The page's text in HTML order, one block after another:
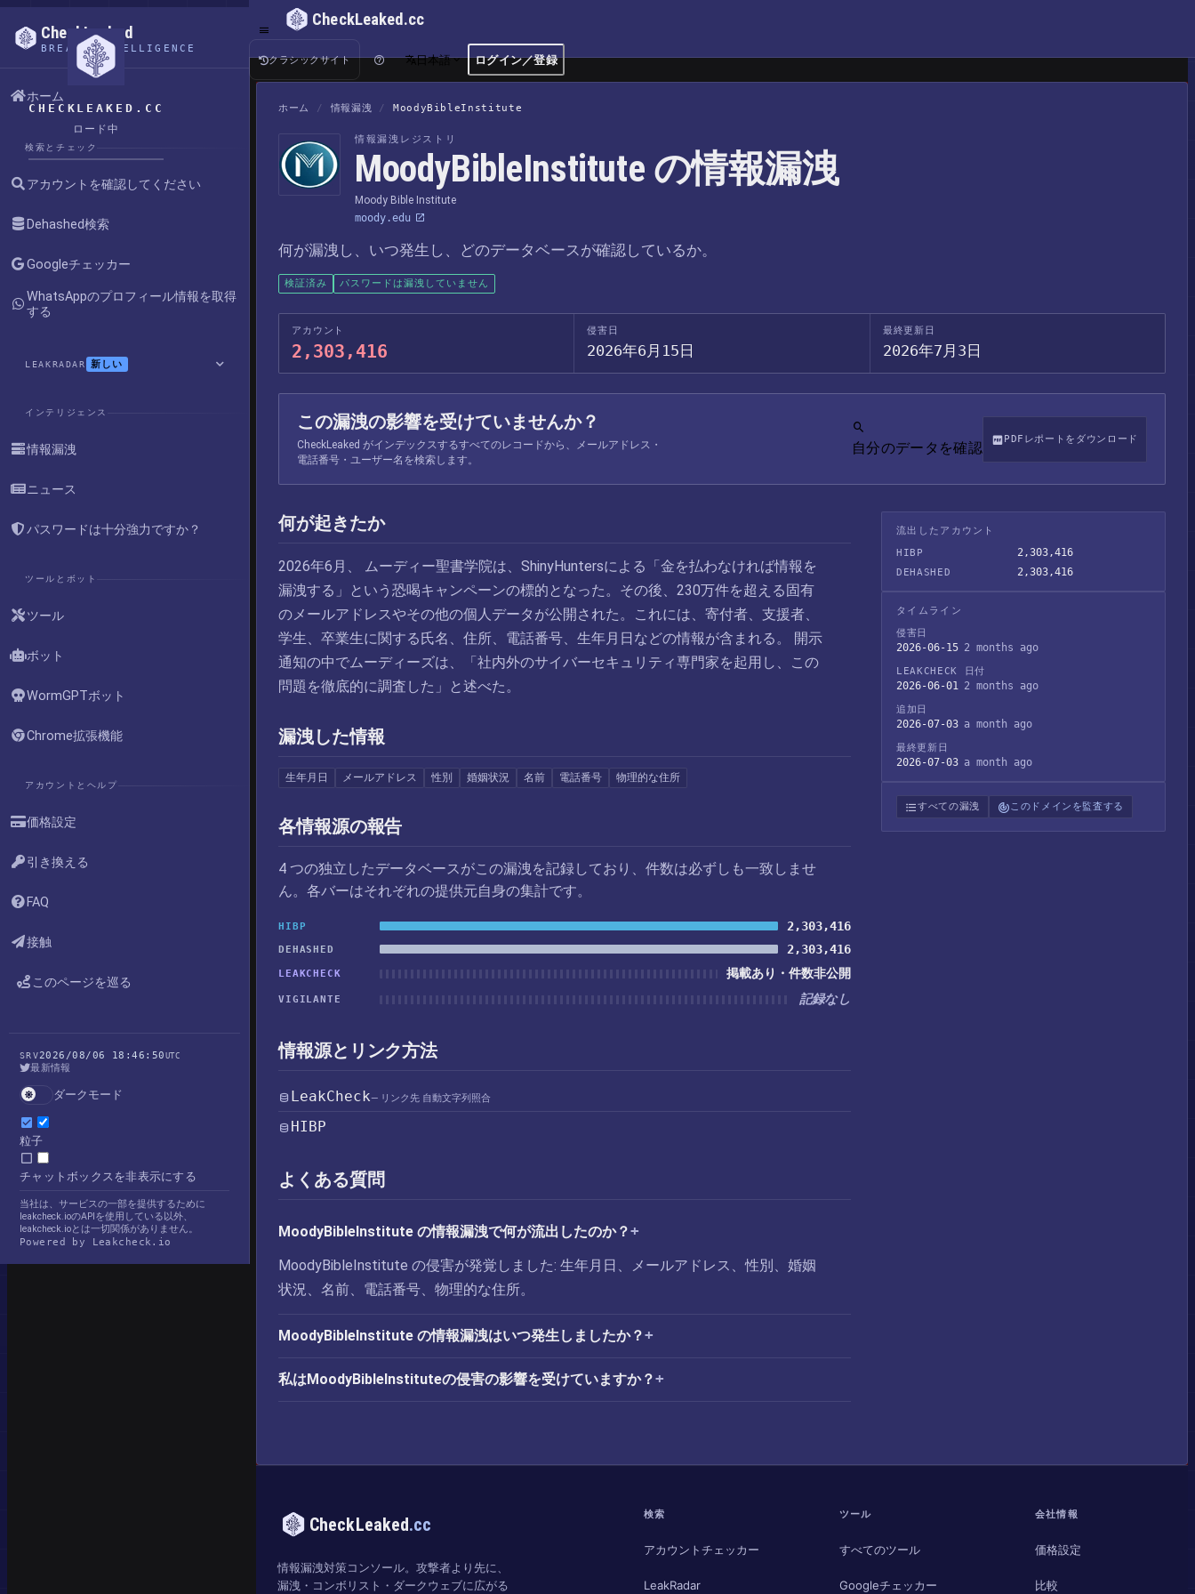
CHECKLEAKED.CC
ロード中
CheckLeaked
BREACH INTELLIGENCE
ホーム
検索とチェック
アカウントを確認してください
Dehashed検索
Googleチェッカー
WhatsAppのプロフィール情報を取得
する
LEAKRADAR 新しい
インテリジェンス
情報漏洩
ニュース
パスワードは十分強力ですか？
ツールとボット
ツール
ボット
WormGPTボット
Chrome拡張機能
アカウントとヘルプ
価格設定
引き換える
FAQ
接触
このページを巡る
SRV2026/08/06 18:46:50UTC
最新情報
ダークモード
粒子
チャットボックスを非表示にする
当社は、サービスの一部を提供するために
leakcheck.ioのAPIを使用している以外、
leakcheck.ioとは一切関係がありません。
Powered by Leakcheck.io
CheckLeaked.cc
クラシックサイト 日本語 ログイン／登録
ホーム / 情報漏洩 / MoodyBibleInstitute
情報漏洩レジストリ
MoodyBibleInstitute の情報漏洩
Moody Bible Institute
moody.edu
何が漏洩し、いつ発生し、どのデータベースが確認しているか。
検証済み パスワードは漏洩していません
アカウント
2,303,416
侵害日
2026年6月15日
最終更新日
2026年7月3日
この漏洩の影響を受けていませんか？
CheckLeaked がインデックスするすべてのレコードから、メールアドレス・
電話番号・ユーザー名を検索します。
自分のデータを確認
PDFレポートをダウンロード
何が起きたか
2026年6月、 ムーディー聖書学院は、ShinyHuntersによる「金を払わなければ情報を
漏洩する」という恐喝キャンペーンの標的となった。その後、230万件を超える固有
のメールアドレスやその他の個人データが公開された。これには、寄付者、支援者、
学生、卒業生に関する氏名、住所、電話番号、生年月日などの情報が含まれる。 開示
通知の中でムーディーズは、「社内外のサイバーセキュリティ専門家を起用し、この
問題を徹底的に調査した」と述べた。
漏洩した情報
生年月日 メールアドレス 性別 婚姻状況 名前 電話番号 物理的な住所
各情報源の報告
4 つの独立したデータベースがこの漏洩を記録しており、件数は必ずしも一致しませ
ん。各バーはそれぞれの提供元自身の集計です。
HIBP 2,303,416
DEHASHED 2,303,416
LEAKCHECK 掲載あり・件数非公開
VIGILANTE 記録なし
情報源とリンク方法
LeakCheck— リンク先 自動文字列照合
HIBP
よくある質問
MoodyBibleInstitute の情報漏洩で何が流出したのか？
MoodyBibleInstitute の侵害が発覚しました: 生年月日、メールアドレス、性別、婚姻
状況、名前、電話番号、物理的な住所。
MoodyBibleInstitute の情報漏洩はいつ発生しましたか？
私はMoodyBibleInstituteの侵害の影響を受けていますか？
流出したアカウント
HIBP
2,303,416
DEHASHED 2,303,416
タイムライン
侵害日
2026-06-15 2 months ago
LEAKCHECK 日付
2026-06-01 2 months ago
追加日
2026-07-03 a month ago
最終更新日
2026-07-03 a month ago
すべての漏洩 このドメインを監査する
CheckLeaked.cc
情報漏洩対策コンソール。攻撃者より先に、
漏洩・コンボリスト・ダークウェブに広がる
検索
アカウントチェッカー
LeakRadar
ツール
すべてのツール
Googleチェッカー
会社情報
価格設定
比較